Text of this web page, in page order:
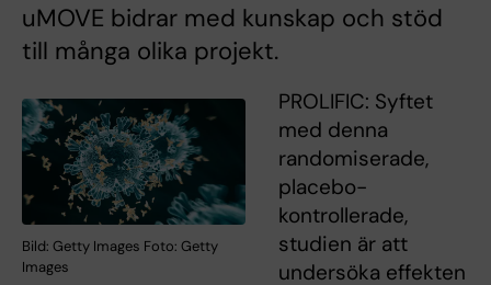
uMOVE bidrar med kunskap och stöd
till många olika projekt.
Bild: Getty Images Foto: Getty
Images
PROLIFIC: Syftet
med denna
randomiserade,
placebo-
kontrollerade,
studien är att
undersöka effekten